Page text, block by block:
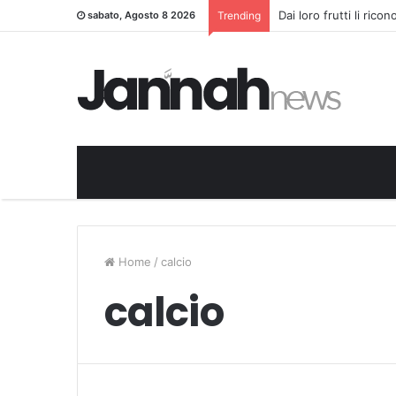
sabato, Agosto 8 2026 Trending Dai loro frutti li
Home / calcio
calcio